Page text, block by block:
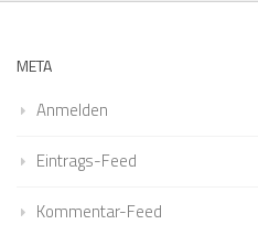
META
Anmelden
Eintrags-Feed
Kommentar-Feed